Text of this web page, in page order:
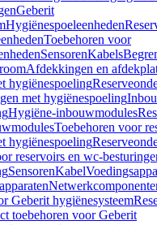
Geberit
Hygiënespoeleenheden
Toebehoren voor
SensorenKabels
Afdekkingen en
hygiënespoeling
met hygiënespoeling
Hygiëne-inbouwmodules
Toebehoren voor
hygiënespoeling
reservoirs en wc-
SensorenKabel
Geberit hygiënesysteem
toebehoren voor Geberit